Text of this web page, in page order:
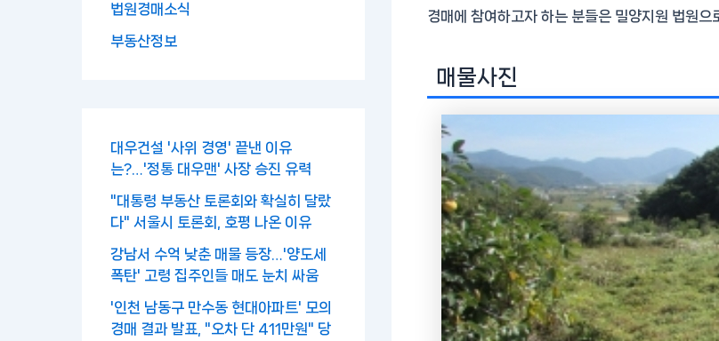
법원경매소식
부동산정보
대우건설 '사위 경영' 끝낸 이유
는?…'정통 대우맨' 사장 승진 유력
"대통령 부동산 토론회와 확실히 달랐
다" 서울시 토론회, 호평 나온 이유
강남서 수억 낮춘 매물 등장…'양도세
폭탄' 고령 집주인들 매도 눈치 싸움
'인천 남동구 만수동 현대아파트' 모의
경매 결과 발표, "오차 단 411만원" 당
경매에 참여하고자 하는 분들은 밀양지원 법원으
매물사진